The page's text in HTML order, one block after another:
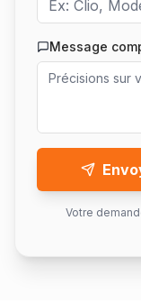
Message
Votre